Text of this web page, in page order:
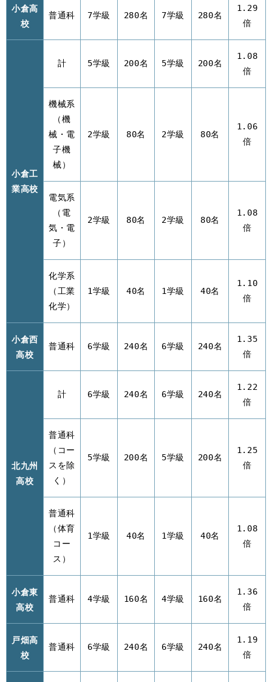
小倉高
校
普通科 7学級 280名 7学級 280名
1.29
倍
小倉工
業高校
計 5学級 200名 5学級 200名
1.08
倍
機械系
（機
械・電
子機
械）
2学級 80名 2学級 80名
1.06
倍
電気系
（電
気・電
子）
2学級 80名 2学級 80名
1.08
倍
化学系
（工業
化学）
1学級 40名 1学級 40名
1.10
倍
小倉西
高校
普通科 6学級 240名 6学級 240名
1.35
倍
北九州
高校
計 6学級 240名 6学級 240名
1.22
倍
普通科
（コー
スを除
く）
5学級 200名 5学級 200名
1.25
倍
普通科
（体育
コー
ス）
1学級 40名 1学級 40名
1.08
倍
小倉東
高校
普通科 4学級 160名 4学級 160名
1.36
倍
戸畑高
校
普通科 6学級 240名 6学級 240名
1.19
倍